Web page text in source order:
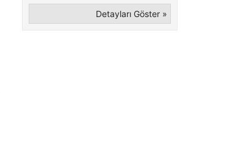
Detayları Göster »